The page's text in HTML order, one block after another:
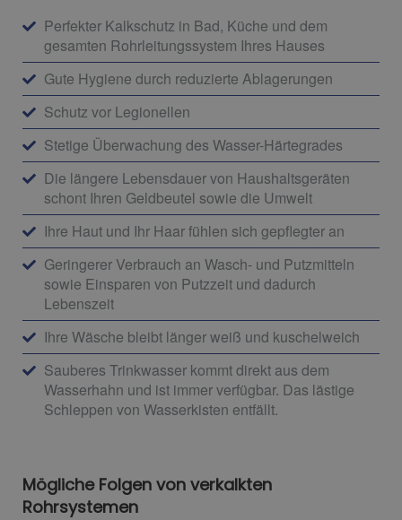
Perfekter Kalkschutz in Bad, Küche und dem
gesamten Rohrleitungssystem Ihres Hauses
Gute Hygiene durch reduzierte Ablagerungen
Schutz vor Legionellen
Stetige Überwachung des Wasser-Härtegrades
Die längere Lebensdauer von Haushaltsgeräten
schont Ihren Geldbeutel sowie die Umwelt
Ihre Haut und Ihr Haar fühlen sich gepflegter an
Geringerer Verbrauch an Wasch- und Putzmitteln
sowie Einsparen von Putzzeit und dadurch
Lebenszeit
Ihre Wäsche bleibt länger weiß und kuschelweich
Sauberes Trinkwasser kommt direkt aus dem
Wasserhahn und ist immer verfügbar. Das lästige
Schleppen von Wasserkisten entfällt.
Mögliche Folgen von verkalkten
Rohrsystemen